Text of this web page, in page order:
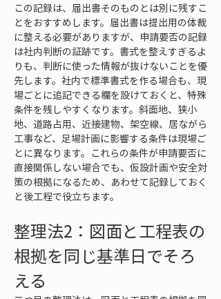
この記録は、届出書そのものとは別に残すこ
とをおすすめします。届出書は提出用の体裁
に整える必要がありますが、申請要否の記録
は社内判断の証跡です。書式を整えすぎるよ
りも、判断に使った情報が抜けないことを優
先します。社内で標準書式を作る場合も、現
場ごとに追記できる欄を設けておくと、特殊
条件を残しやすくなります。斜面地、狭小
地、道路占用、近接建物、架空線、居ながら
工事など、足場計画に影響する条件は現場ご
とに異なります。これらの条件が申請要否に
直接関係しない場合でも、仮設計画や安全対
策の根拠になるため、あわせて記録しておく
と後工程で役立ちます。
整理法2：図面と工程表の
根拠を同じ基準日でそろ
える